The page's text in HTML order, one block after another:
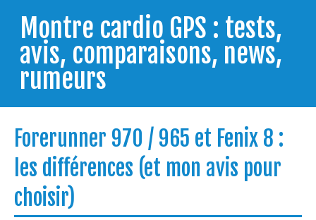
contentMontre cardio GPS : tests,
avis, comparaisons, news,
rumeurs
trouver celle qui répondra à vos besoins et
comprendre comment bien l'utiliser.
Forerunner 970 / 965 et Fenix 8 :
les différences (et mon avis pour
choisir)